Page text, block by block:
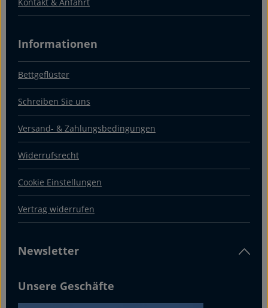
Informationen
Bettgeflüster
Schreiben Sie uns
Versand- & Zahlungsbedingungen
Widerrufsrecht
Cookie Einstellungen
Vertrag widerrufen
Newsletter
Unsere Geschäfte